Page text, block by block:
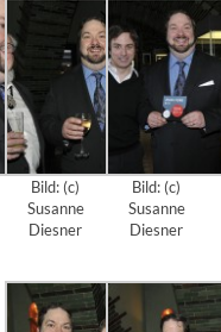
Bild: (c)
Susanne
Diesner
Bild: (c)
Susanne
Diesner